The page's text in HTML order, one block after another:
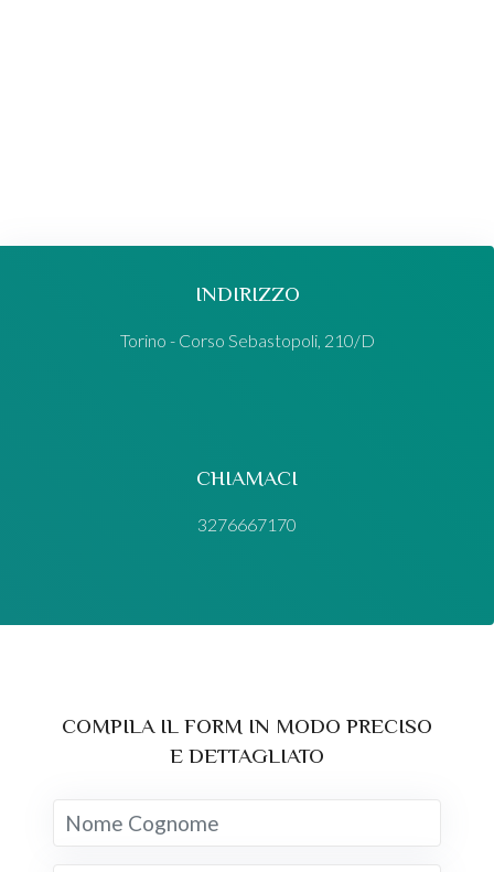
COMPILA IL FORM IN MODO PRECISO
E DETTAGLIATO
INDIRIZZO
Torino - Corso Sebastopoli, 210/D
CHIAMACI
3276667170